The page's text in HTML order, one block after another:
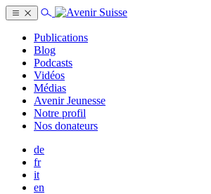
Publications
Blog
Podcasts
Vidéos
Médias
Avenir Jeunesse
Notre profil
Nos donateurs
de
fr
it
en